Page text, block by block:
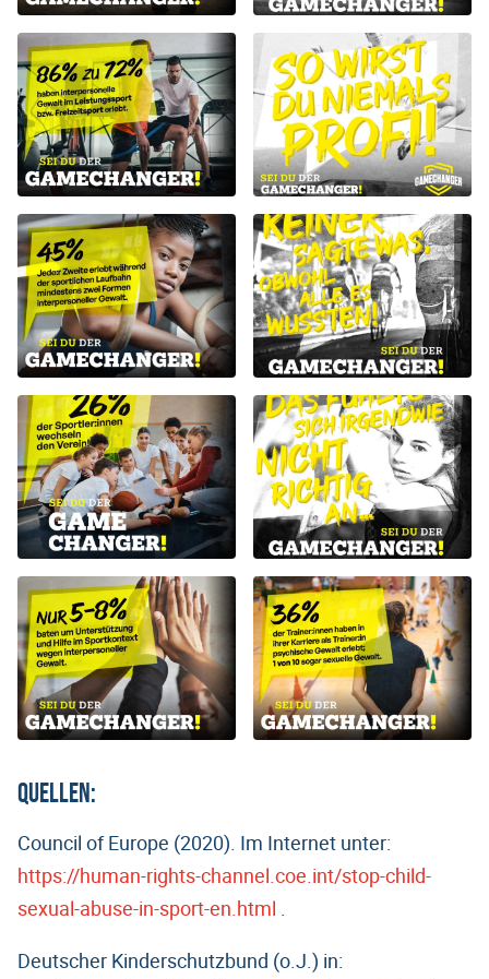
Quellen:
Council of Europe (2020). Im Internet unter:
https://human-rights-channel.coe.int/stop-child-
sexual-abuse-in-sport-en.html .
Deutscher Kinderschutzbund (o.J.) in: